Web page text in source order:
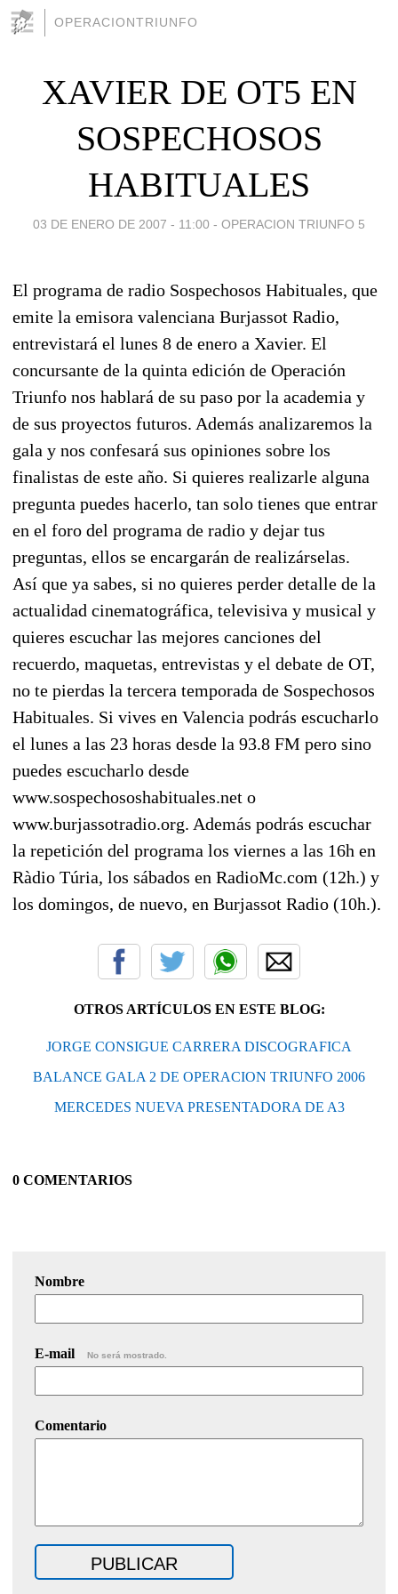
OPERACIONTRIUNFO
XAVIER DE OT5 EN
SOSPECHOSOS
HABITUALES
03 DE ENERO DE 2007 - 11:00 - OPERACION TRIUNFO 5
El programa de radio Sospechosos Habituales, que
emite la emisora valenciana Burjassot Radio,
entrevistará el lunes 8 de enero a Xavier. El
concursante de la quinta edición de Operación
Triunfo nos hablará de su paso por la academia y
de sus proyectos futuros. Además analizaremos la
gala y nos confesará sus opiniones sobre los
finalistas de este año. Si quieres realizarle alguna
pregunta puedes hacerlo, tan solo tienes que entrar
en el foro del programa de radio y dejar tus
preguntas, ellos se encargarán de realizárselas.
Así que ya sabes, si no quieres perder detalle de la
actualidad cinematográfica, televisiva y musical y
quieres escuchar las mejores canciones del
recuerdo, maquetas, entrevistas y el debate de OT,
no te pierdas la tercera temporada de Sospechosos
Habituales. Si vives en Valencia podrás escucharlo
el lunes a las 23 horas desde la 93.8 FM pero sino
puedes escucharlo desde
www.sospechososhabituales.net o
www.burjassotradio.org. Además podrás escuchar
la repetición del programa los viernes a las 16h en
Ràdio Túria, los sábados en RadioMc.com (12h.) y
los domingos, de nuevo, en Burjassot Radio (10h.).
OTROS ARTÍCULOS EN ESTE BLOG:
JORGE CONSIGUE CARRERA DISCOGRAFICA
BALANCE GALA 2 DE OPERACION TRIUNFO 2006
MERCEDES NUEVA PRESENTADORA DE A3
0 COMENTARIOS
Nombre
E-mail No será mostrado.
Comentario